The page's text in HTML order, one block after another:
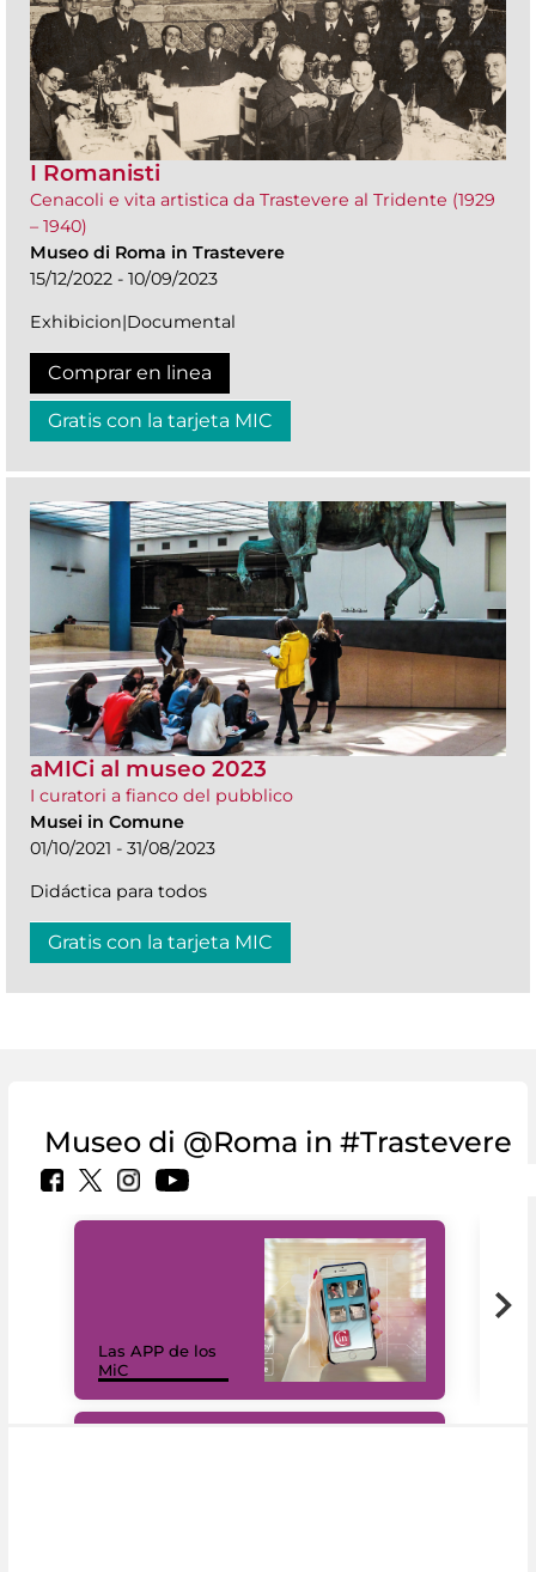
I Romanisti
Cenacoli e vita artistica da Trastevere al Tridente (1929
– 1940)
Museo di Roma in Trastevere
15/12/2022 - 10/09/2023
Exhibicion|Documental
Comprar en linea
Gratis con la tarjeta MIC
aMICi al museo 2023
I curatori a fianco del pubblico
Musei in Comune
01/10/2021 - 31/08/2023
Didáctica para todos
Gratis con la tarjeta MIC
Museo di @Roma in #Trastevere
Las APP de los
MiC